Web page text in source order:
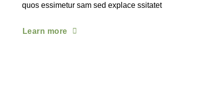
quos essimetur sam sed explace ssitatet
Learn more